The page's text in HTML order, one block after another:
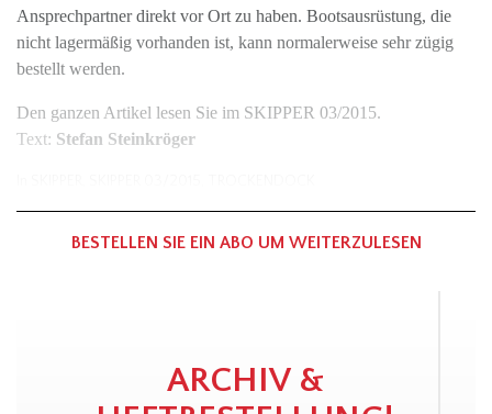
Ansprechpartner direkt vor Ort zu haben. Bootsausrüstung, die
nicht lagermäßig vorhanden ist, kann normalerweise sehr zügig
bestellt werden.
Den ganzen Artikel lesen Sie im SKIPPER 03/2015.
Text: Stefan Steinkröger
BESTELLEN SIE EIN ABO UM WEITERZULESEN
ARCHIV &